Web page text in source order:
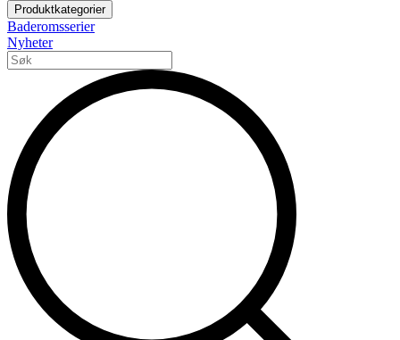
Produktkategorier
Baderomsserier
Nyheter